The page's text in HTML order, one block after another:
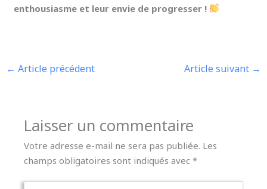
enthousiasme et leur envie de progresser !
← Article précédent Article suivant →
Laisser un commentaire
Votre adresse e-mail ne sera pas publiée. Les
champs obligatoires sont indiqués avec*